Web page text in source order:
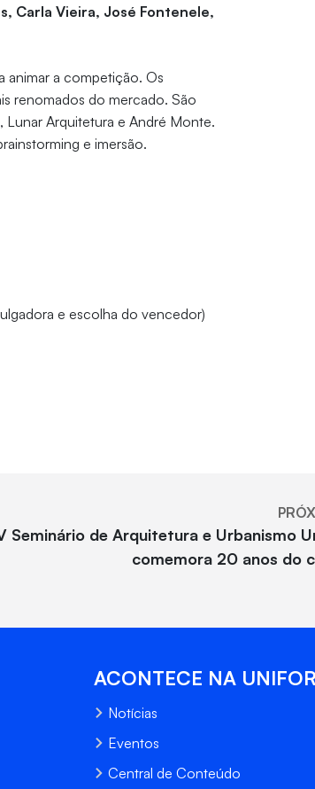
Carla Vieira, José Fontenele,
animar a competição. Os
renomados do mercado. São
Lunar Arquitetura e André Monte.
e imersão.
e escolha do vencedor)
Seminário de Arquitetura e Urbanismo
comemora 20 anos do
ACONTECE NA UNIFOR
Notícias
Eventos
Central de Conteúdo